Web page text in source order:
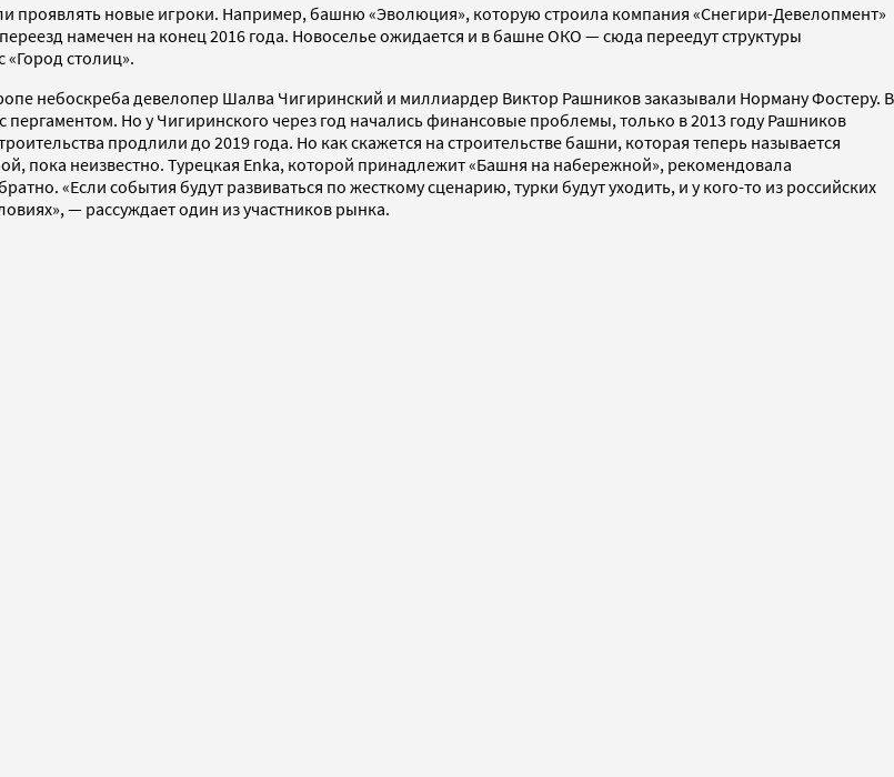
проявлять новые игроки. Например, башню «Эволюция», которую строила компания «Снегири-Девелопмент»
намечен на конец 2016 года. Новоселье ожидается и в башне ОКО — сюда переедут структуры
столиц».
небоскреба девелопер Шалва Чигиринский и миллиардер Виктор Рашников заказывали Норману Фостеру. В
Но у Чигиринского через год начались финансовые проблемы, только в 2013 году Рашников
продлили до 2019 года. Но как скажется на строительстве башни, которая теперь называется
пока неизвестно. Турецкая Enka, которой принадлежит «Башня на набережной», рекомендовала
«Если события будут развиваться по жесткому сценарию, турки будут уходить, и у кого-то из российских
— рассуждает один из участников рынка.